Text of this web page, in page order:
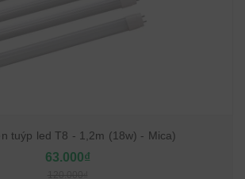
tuýp led T8 - 1,2m (18w) - Mica)
63.000₫